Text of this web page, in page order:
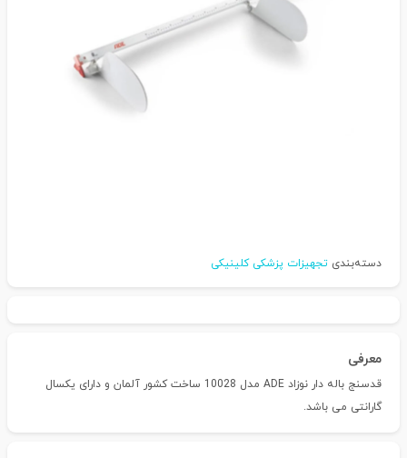
دسته‌بندی تجهیزات پزشکی کلینیکی
معرفی
قدسنج باله دار نوزاد ADE مدل 10028 ساخت کشور آلمان و دارای یکسال
گارانتی می باشد.